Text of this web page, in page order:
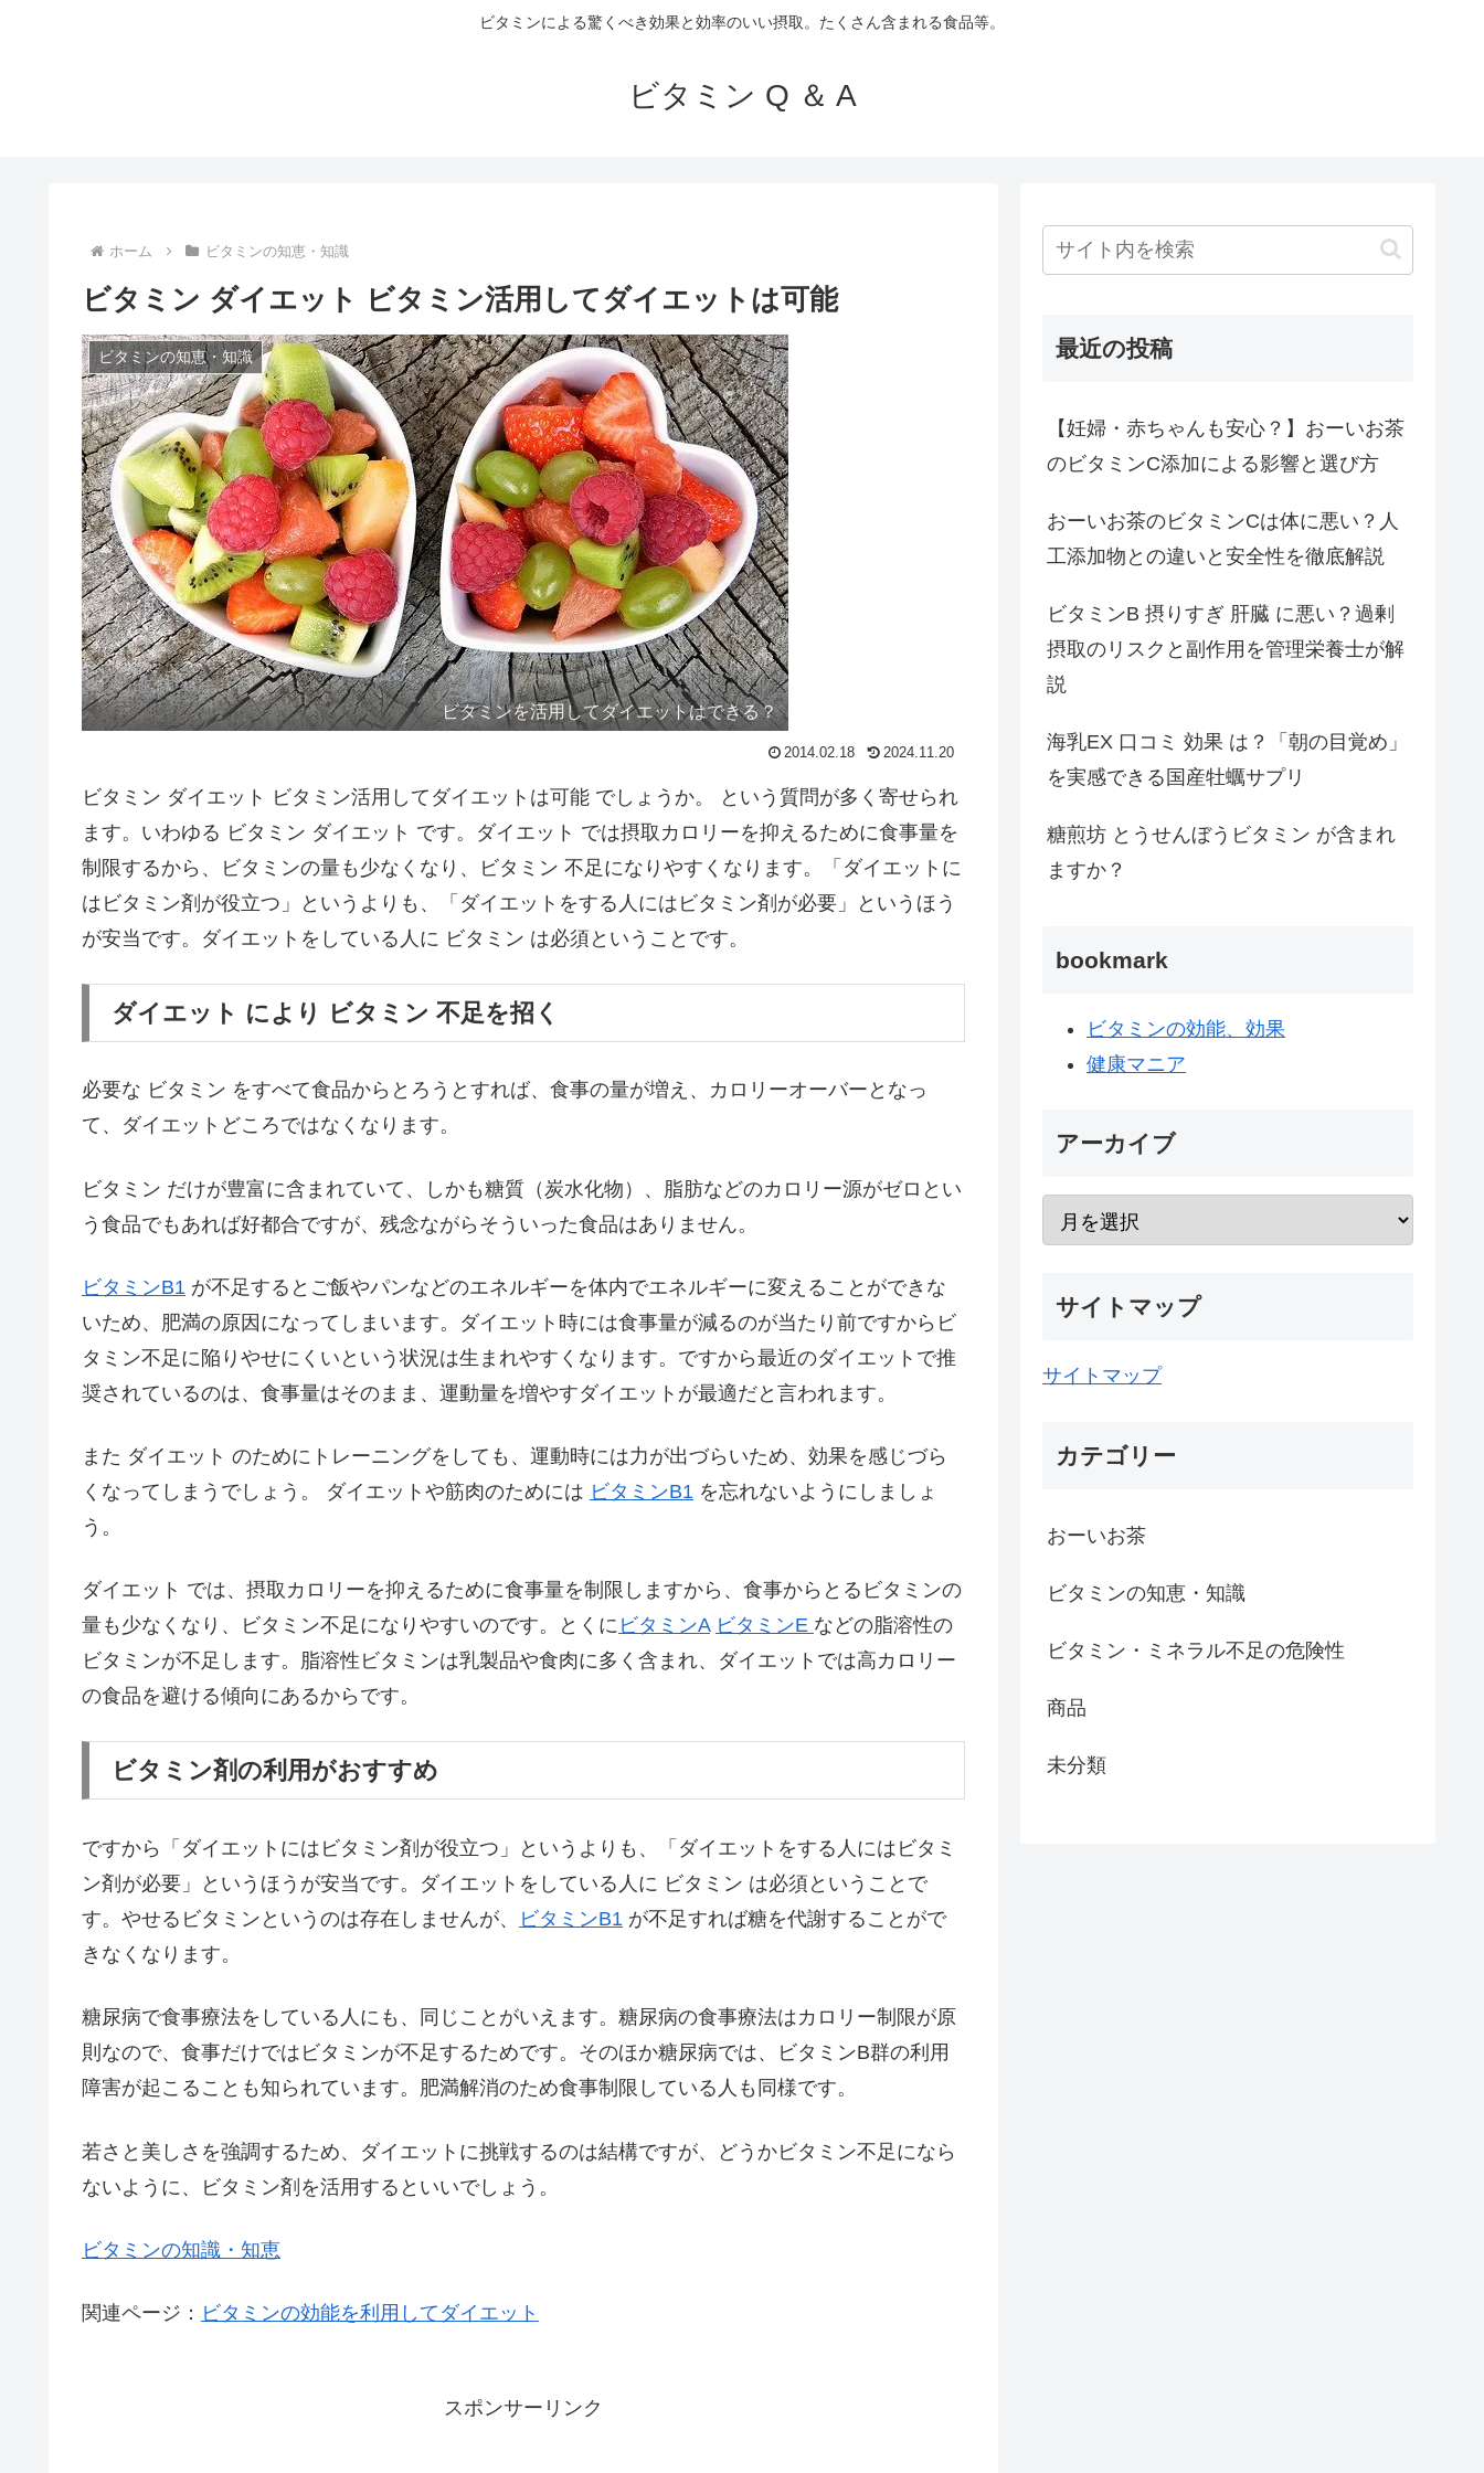
ビタミンによる驚くべき効果と効率のいい摂取。たくさん含まれる食品等。
ビタミン Q ＆ A
ホーム ビタミンの知恵・知識
ビタミン ダイエット ビタミン活用してダイエットは可能
ビタミンの知恵・知識
ビタミンを活用してダイエットはできる？
2014.02.18 2024.11.20
ビタミン ダイエット ビタミン活用してダイエットは可能 でしょうか。 という質問が多く寄せられ
ます。いわゆる ビタミン ダイエット です。ダイエット では摂取カロリーを抑えるために食事量を
制限するから、ビタミンの量も少なくなり、ビタミン 不足になりやすくなります。「ダイエットに
はビタミン剤が役立つ」というよりも、「ダイエットをする人にはビタミン剤が必要」というほう
が安当です。ダイエットをしている人に ビタミン は必須ということです。
ダイエット により ビタミン 不足を招く
必要な ビタミン をすべて食品からとろうとすれば、食事の量が増え、カロリーオーバーとなっ
て、ダイエットどころではなくなります。
ビタミン だけが豊富に含まれていて、しかも糖質（炭水化物）、脂肪などのカロリー源がゼロとい
う食品でもあれば好都合ですが、残念ながらそういった食品はありません。
ビタミンB1 が不足するとご飯やパンなどのエネルギーを体内でエネルギーに変えることができな
いため、肥満の原因になってしまいます。ダイエット時には食事量が減るのが当たり前ですからビ
タミン不足に陥りやせにくいという状況は生まれやすくなります。ですから最近のダイエットで推
奨されているのは、食事量はそのまま、運動量を増やすダイエットが最適だと言われます。
また ダイエット のためにトレーニングをしても、運動時には力が出づらいため、効果を感じづら
くなってしまうでしょう。 ダイエットや筋肉のためには ビタミンB1 を忘れないようにしましょ
う。
ダイエット では、摂取カロリーを抑えるために食事量を制限しますから、食事からとるビタミンの
量も少なくなり、ビタミン不足になりやすいのです。とくに ビタミンA ビタミンE などの脂溶性の
ビタミンが不足します。脂溶性ビタミンは乳製品や食肉に多く含まれ、ダイエットでは高カロリー
の食品を避ける傾向にあるからです。
ビタミン剤の利用がおすすめ
ですから「ダイエットにはビタミン剤が役立つ」というよりも、「ダイエットをする人にはビタミ
ン剤が必要」というほうが安当です。ダイエットをしている人に ビタミン は必須ということで
す。やせるビタミンというのは存在しませんが、
ビタミンB1 が不足すれば糖を代謝することがで
きなくなります。
糖尿病で食事療法をしている人にも、同じことがいえます。糖尿病の食事療法はカロリー制限が原
則なので、食事だけではビタミンが不足するためです。そのほか糖尿病では、ビタミンB群の利用
障害が起こることも知られています。肥満解消のため食事制限している人も同様です。
若さと美しさを強調するため、ダイエットに挑戦するのは結構ですが、どうかビタミン不足になら
ないように、ビタミン剤を活用するといいでしょう。
ビタミンの知識・知恵
関連ページ： ビタミンの効能を利用してダイエット
スポンサーリンク
最近の投稿
【妊婦・赤ちゃんも安心？】おーいお茶
のビタミンC添加による影響と選び方
おーいお茶のビタミンCは体に悪い？人
工添加物との違いと安全性を徹底解説
ビタミンB 摂りすぎ 肝臓 に悪い？過剰
摂取のリスクと副作用を管理栄養士が解
説
海乳EX 口コミ 効果 は？「朝の目覚め」
を実感できる国産牡蠣サプリ
糖煎坊 とうせんぼうビタミン が含まれ
ますか？
bookmark
ビタミンの効能、効果
健康マニア
アーカイブ
サイトマップ
サイトマップ
カテゴリー
おーいお茶
ビタミンの知恵・知識
ビタミン・ミネラル不足の危険性
商品
未分類